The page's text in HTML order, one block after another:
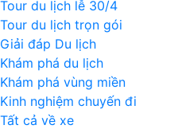
Tour du lịch lễ 30/4
Tour du lịch trọn gói
Giải đáp Du lịch
Khám phá du lịch
Khám phá vùng miền
Kinh nghiệm chuyến đi
Tất cả về xe